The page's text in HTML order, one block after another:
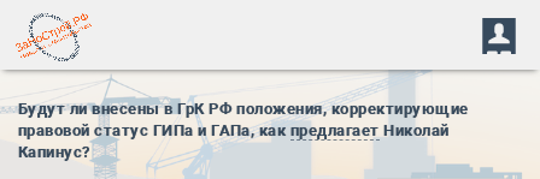
Будут ли внесены в ГрК РФ положения, корректирующие
правовой статус ГИПа и ГАПа, как предлагает Николай
Капинус?